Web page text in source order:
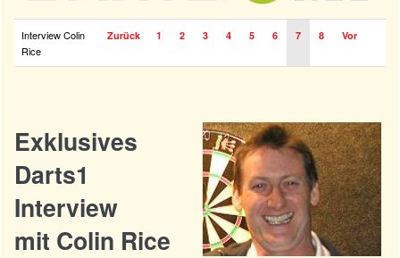
Interview Colin
Rice
Zurück 1 2 3 4 5 6 7 8 Vor
Exklusives
Darts1
Interview
mit Colin Rice